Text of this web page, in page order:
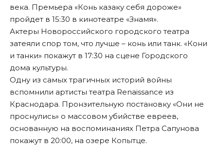
века. Премьера «Конь казаку себя дороже»
пройдет в 15:30 в кинотеатре «Знамя».
Актеры Новороссийского городского театра
затеяли спор том, что лучше – конь или танк. «Кони
и танки» покажут в 17:30 на сцене Городского
дома культуры.
Одну из самых трагичных историй войны
вспомнили артисты театра Renaissance из
Краснодара. Пронзительную постановку «Они не
проснулись» о массовом убийстве евреев,
основанную на воспоминаниях Петра Сапунова
покажут в 20:00, на озере Копытце.